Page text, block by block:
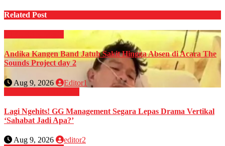
Related Post
Andika Kangen Band Jatuh Sakit Hingga Absen di Acara The
Sounds Project day 2
Aug 9, 2026
Editor1
Lagi Ngehits! GG Management Segara Lepas Drama Vertikal
‘Sahabat Jadi Apa?’
Aug 9, 2026
editor2